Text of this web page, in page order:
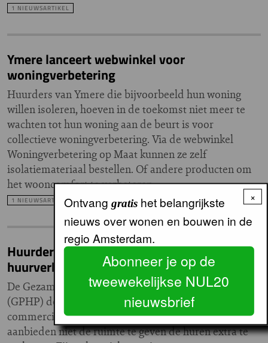
1 NIEUWSARTIKEL
Ymere lanceert webwinkel voor
woningverbetering
Huurders van Ymere die bijvoorbeeld hun woning
willen isoleren, hoeven in de toekomst niet meer te
wachten tot hun woning aan de beurt is voor
collectieve woningverbetering. Via de webwinkel
Woningverbetering op Maat kunnen ze zelf
isolatiemateriaal bestellen. Of andere producten om
het wooncomfort te verbeteren.
1 NIEUWSARTIKEL
Huurders commerciële sector tegen extra
huurverhoging
De Gezamenlijke Particuliere Huurders Platforms
(GPHP) doen een oproep aan de Tweede Kamer om
commerciële verhuurders die sociale huurwoningen
aanbieden niet de ruimte te geven de huren extra te
×
Ontvang gratishet belangrijkste
nieuws over wonen en bouwen in de
regio Amsterdam.
Abonneer je op de
tweewekelijkse NUL20
nieuwsbrief